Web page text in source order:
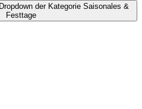
der Kategorie Saisonales &
Festtage